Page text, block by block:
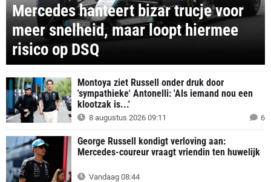
Mercedes hanteert bizar trucje voor
meer snelheid, maar loopt hiermee
risico op DSQ
Montoya ziet Russell onder druk door
'sympathieke' Antonelli: 'Als iemand nou een
klootzak is...'
8 augustus 2026 09:11 6
George Russell kondigt verloving aan:
Mercedes-coureur vraagt vriendin ten huwelijk
Vandaag 08:44